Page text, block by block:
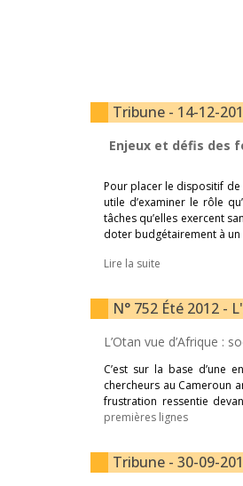
Tribune - 14-12-
Enjeux et défis des
Pour placer le dispositif de
utile d’examiner le rôle
tâches qu’elles exercent
doter budgétairement à un
Lire la suite
N° 752 Été 2012 -
L’Otan vue d’Afrique :
C’est sur la base d’une
chercheurs au Cameroun
frustration ressentie
premières lignes
Tribune - 30-09-